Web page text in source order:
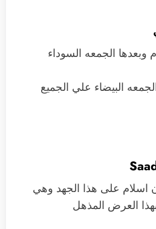
وبعدها الجمعه السوداء
البيضاء علي الجميع
اسلام على هذا الجهد وهي
العرض المذهل